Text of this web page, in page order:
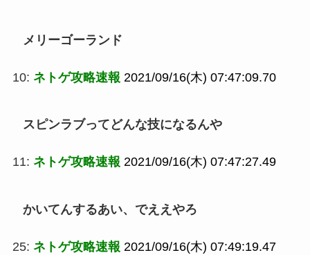
メリーゴーランド
10: ネトゲ攻略速報 2021/09/16(木) 07:47:09.70
スピンラブってどんな技になるんや
11: ネトゲ攻略速報 2021/09/16(木) 07:47:27.49
かいてんするあい、でええやろ
25: ネトゲ攻略速報 2021/09/16(木) 07:49:19.47